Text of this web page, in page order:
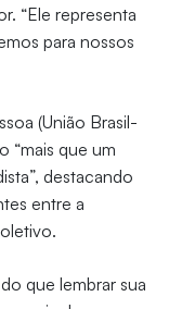
“Ele representa
para nossos
(União Brasil-
“mais que um
destacando
entre a
que lembrar sua